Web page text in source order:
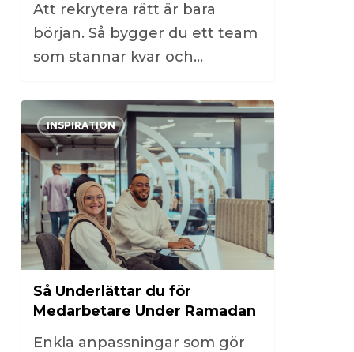
Att rekrytera rätt är bara
början. Så bygger du ett team
som stannar kvar och…
INSPIRATION
Så Underlättar du för
Medarbetare Under Ramadan
Enkla anpassningar som gör
0